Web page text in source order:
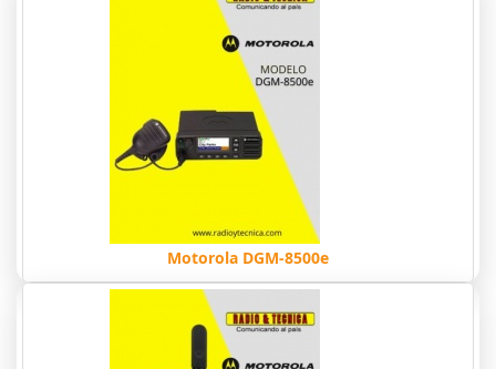
Motorola DGM-8500e